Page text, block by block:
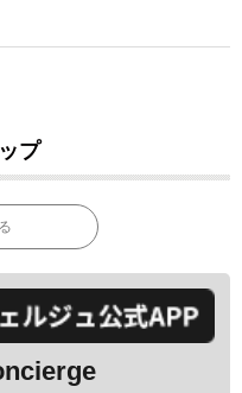
プ